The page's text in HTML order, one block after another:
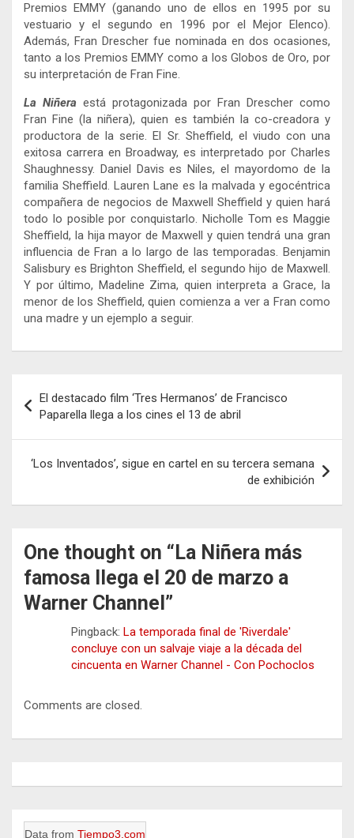
Premios EMMY (ganando uno de ellos en 1995 por su
vestuario y el segundo en 1996 por el Mejor Elenco).
Además, Fran Drescher fue nominada en dos ocasiones,
tanto a los Premios EMMY como a los Globos de Oro, por
su interpretación de Fran Fine.
La Niñera está protagonizada por Fran Drescher como
Fran Fine (la niñera), quien es también la co-creadora y
productora de la serie. El Sr. Sheffield, el viudo con una
exitosa carrera en Broadway, es interpretado por Charles
Shaughnessy. Daniel Davis es Niles, el mayordomo de la
familia Sheffield. Lauren Lane es la malvada y egocéntrica
compañera de negocios de Maxwell Sheffield y quien hará
todo lo posible por conquistarlo. Nicholle Tom es Maggie
Sheffield, la hija mayor de Maxwell y quien tendrá una gran
influencia de Fran a lo largo de las temporadas. Benjamin
Salisbury es Brighton Sheffield, el segundo hijo de Maxwell.
Y por último, Madeline Zima, quien interpreta a Grace, la
menor de los Sheffield, quien comienza a ver a Fran como
una madre y un ejemplo a seguir.
de
entradas
El destacado film ‘Tres Hermanos’ de Francisco
Paparella llega a los cines el 13 de abril
‘Los Inventados’, sigue en cartel en su tercera semana
de exhibición
One thought on “ La Niñera más
famosa llega el 20 de marzo a
Warner Channel ”
Pingback: La temporada final de 'Riverdale'
concluye con un salvaje viaje a la década del
cincuenta en Warner Channel - Con Pochoclos
Comments are closed.
Data from Tiempo3.com